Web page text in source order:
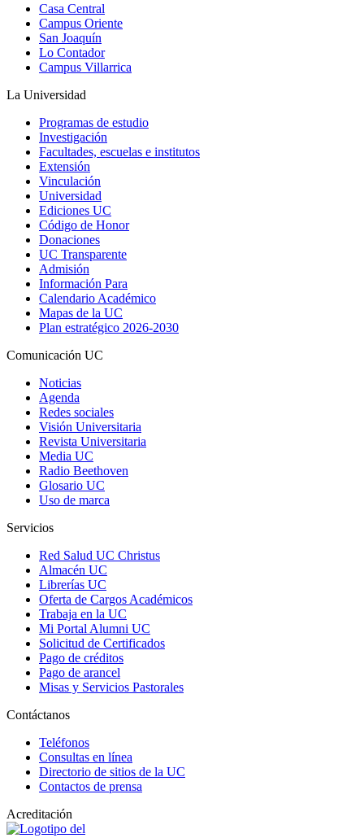
Casa Central
Campus Oriente
San Joaquín
Lo Contador
Campus Villarrica
La Universidad
Programas de estudio
Investigación
Facultades, escuelas e institutos
Extensión
Vinculación
Universidad
Ediciones UC
Código de Honor
Donaciones
UC Transparente
Admisión
Información Para
Calendario Académico
Mapas de la UC
Plan estratégico 2026-2030
Comunicación UC
Noticias
Agenda
Redes sociales
Visión Universitaria
Revista Universitaria
Media UC
Radio Beethoven
Glosario UC
Uso de marca
Servicios
Red Salud UC Christus
Almacén UC
Librerías UC
Oferta de Cargos Académicos
Trabaja en la UC
Mi Portal Alumni UC
Solicitud de Certificados
Pago de créditos
Pago de arancel
Misas y Servicios Pastorales
Contáctanos
Teléfonos
Consultas en línea
Directorio de sitios de la UC
Contactos de prensa
Acreditación